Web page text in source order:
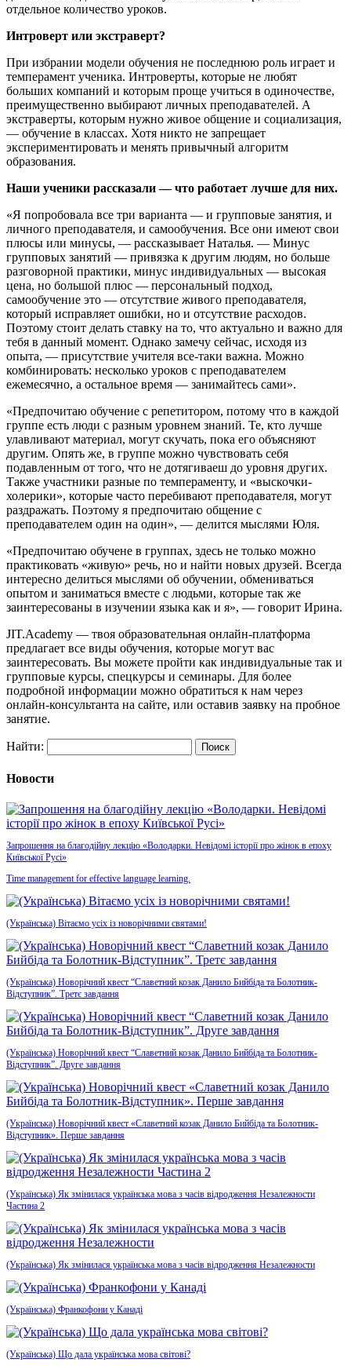
отдельное количество уроков.
Интроверт или экстраверт?
При избрании модели обучения не последнюю роль играет и
темперамент ученика. Интроверты, которые не любят
больших компаний и которым проще учиться в одиночестве,
преимущественно выбирают личных преподавателей. А
экстраверты, которым нужно живое общение и социализация,
— обучение в классах. Хотя никто не запрещает
экспериментировать и менять привычный алгоритм
образования.
Наши ученики рассказали — что работает лучше для них.
«Я попробовала все три варианта — и групповые занятия, и
личного преподавателя, и самообучения. Все они имеют свои
плюсы или минусы, — рассказывает Наталья. — Минус
групповых занятий — привязка к другим людям, но больше
разговорной практики, минус индивидуальных — высокая
цена, но большой плюс — персональный подход,
самообучение это — отсутствие живого преподавателя,
который исправляет ошибки, но и отсутствие расходов.
Поэтому стоит делать ставку на то, что актуально и важно для
тебя в данный момент. Однако замечу сейчас, исходя из
опыта, — присутствие учителя все-таки важна. Можно
комбинировать: несколько уроков с преподавателем
ежемесячно, а остальное время — занимайтесь сами».
«Предпочитаю обучение с репетитором, потому что в каждой
группе есть люди с разным уровнем знаний. Те, кто лучше
улавливают материал, могут скучать, пока его объясняют
другим. Опять же, в группе можно чувствовать себя
подавленным от того, что не дотягиваеш до уровня других.
Также участники разные по темпераменту, и «выскочки-
холерики», которые часто перебивают преподавателя, могут
раздражать. Поэтому я предпочитаю общение с
преподавателем один на один», — делится мыслями Юля.
«Предпочитаю обучене в группах, здесь не только можно
практиковать «живую» речь, но и найти новых друзей. Всегда
интересно делиться мыслями об обучении, обмениваться
опытом и заниматься вместе с людьми, которые так же
заинтересованы в изучении языка как и я», — говорит Ирина.
JIT.Academy — твоя образовательная онлайн-платформа
предлагает все виды обучения, которые могут вас
заинтересовать. Вы можете пройти как индивидуальные так и
групповые курсы, спецкурсы и семинары. Для более
подробной информации можно обратиться к нам через
онлайн-консультанта на сайте, или оставив заявку на пробное
занятие.
Найти:
Новости
Запрошення на благодійну лекцію «Володарки. Невідомі історії про жінок в епоху
Київської Русі»
Time management for effective language learning.
(Українська) Вітаємо усіх із новорічними святами!
(Українська) Новорічний квест “Славетний козак Данило Бийбіда та Болотник-
Відступник”. Третє завдання
(Українська) Новорічний квест “Славетний козак Данило Бийбіда та Болотник-
Відступник”. Друге завдання
(Українська) Новорічний квест «Славетний козак Данило Бийбіда та Болотник-
Відступник». Перше завдання
(Українська) Як змінилася українська мова з часів відродження Незалежности
Частина 2
(Українська) Як змінилася українська мова з часів відродження Незалежности
(Українська) Франкофони у Канаді
(Українська) Що дала українська мова світові?